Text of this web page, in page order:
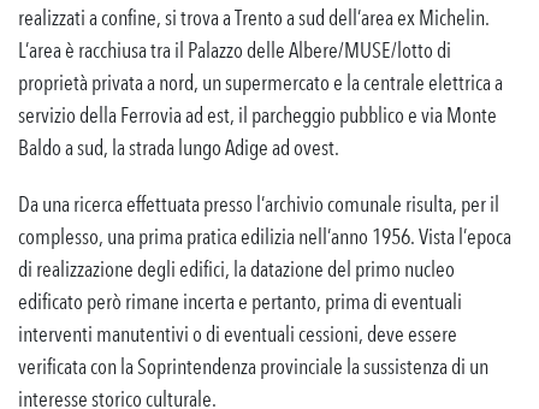
realizzati a confine, si trova a Trento a sud dell’area ex Michelin.
L’area è racchiusa tra il Palazzo delle Albere/MUSE/lotto di
proprietà privata a nord, un supermercato e la centrale elettrica a
servizio della Ferrovia ad est, il parcheggio pubblico e via Monte
Baldo a sud, la strada lungo Adige ad ovest.
Da una ricerca effettuata presso l’archivio comunale risulta, per il
complesso, una prima pratica edilizia nell’anno 1956. Vista l’epoca
di realizzazione degli edifici, la datazione del primo nucleo
edificato però rimane incerta e pertanto, prima di eventuali
interventi manutentivi o di eventuali cessioni, deve essere
verificata con la Soprintendenza provinciale la sussistenza di un
interesse storico culturale.